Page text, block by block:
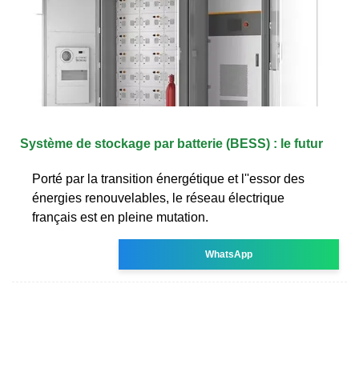
Système de stockage par batterie (BESS) : le futur
Porté par la transition énergétique et l''essor des
énergies renouvelables, le réseau électrique
français est en pleine mutation.
WhatsApp